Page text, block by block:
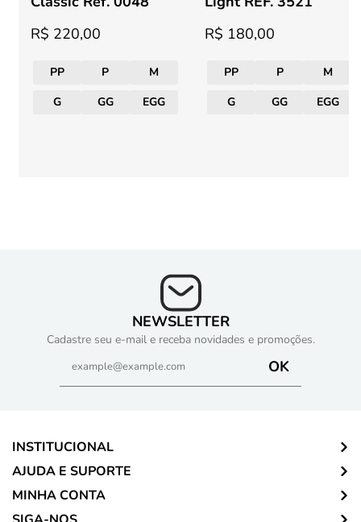
R$ 220,00
PP P
M
G
GG EGG
R$ 180,00
PP P
M
G
GG EGG
NEWSLETTER
Cadastre seu e-mail e receba novidades e promoções.
OK
INSTITUCIONAL
AJUDA E SUPORTE
MINHA CONTA